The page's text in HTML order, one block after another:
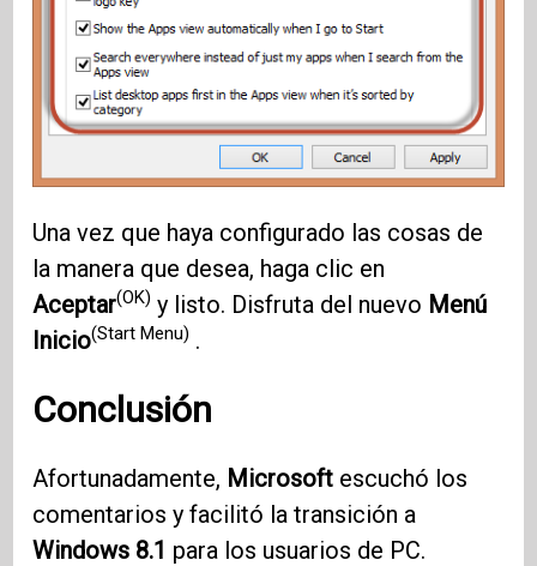
Una vez que haya configurado las cosas de
la manera que desea, haga clic en
Aceptar(OK) y listo. Disfruta del nuevo Menú
Inicio(Start Menu) .
Conclusión
Afortunadamente, Microsoft escuchó los
comentarios y facilitó la transición a
Windows 8.1 para los usuarios de PC.